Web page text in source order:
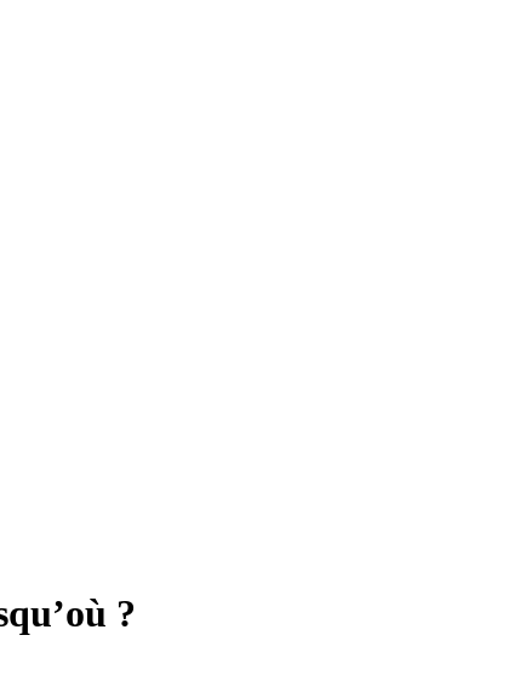
?